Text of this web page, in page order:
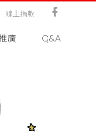
廣 Q&A
線上捐款